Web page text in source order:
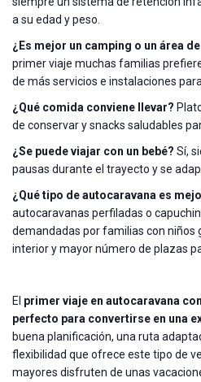
a su edad y peso.
¿Es mejor un camping o un área
primer viaje muchas familias
de más servicios e instalaciones
¿Qué comida conviene llevar?
de conservar y snacks saludables
¿Se puede viajar con un bebé? Sí,
pausas durante el trayecto y se
¿Qué tipo de autocaravana es
autocaravanas perfiladas o
demandadas por familias con niños
interior y mayor número de plazas
El primer viaje en autocaravana
perfecto para convertirse en una
buena planificación, una ruta
flexibilidad que ofrece este tipo de
mayores disfruten de unas